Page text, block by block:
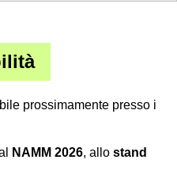
prossimamente presso i
NAMM 2026, allo stand